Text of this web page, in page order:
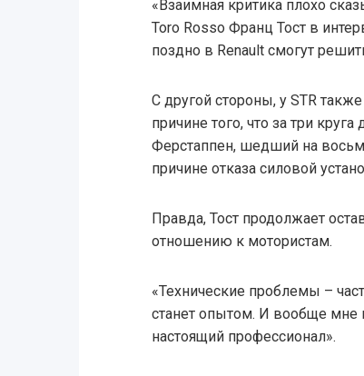
«Взаимная критика плохо
Toro Rosso Франц Тост в
поздно в Renault смогут
С другой стороны, у STR
причине того, что за три
Ферстаппен, шедший на
причине отказа силовой
Правда, Тост продолжает
отношению к мотористам.
«Технические проблемы –
станет опытом. И вообще мне
настоящий профессионал».